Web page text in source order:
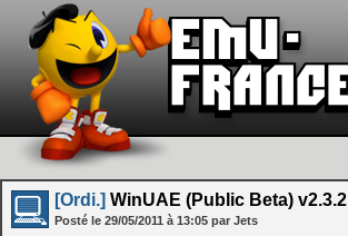
[Ordi.] WinUAE (Public Beta)
Posté le 29/05/2011 à 13:05 par Jets